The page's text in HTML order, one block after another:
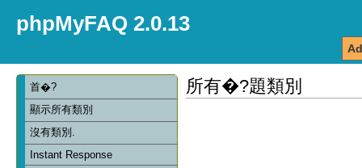
phpMyFAQ 2.0.13
首�?
顯示所有類別
沒有類別.
Instant Response
所有�?題類別